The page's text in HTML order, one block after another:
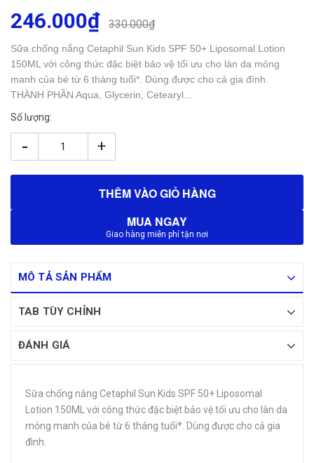
246.000₫ 330.000₫
Sữa chống nắng Cetaphil Sun Kids SPF 50+ Liposomal Lotion
150ML với công thức đặc biệt bảo vệ tối ưu cho làn da mỏng
manh của bé từ 6 tháng tuổi*. Dùng được cho cả gia đình.
THÀNH PHẦN Aqua, Glycerin, Cetearyl...
Số lượng:
- +
THÊM VÀO GIỎ HÀNG
MUA NGAY
Giao hàng miễn phí tận nơi
MÔ TẢ SẢN PHẨM
TAB TÙY CHỈNH
ĐÁNH GIÁ
Sữa chống nắng Cetaphil Sun Kids SPF 50+ Liposomal
Lotion 150ML với công thức đặc biệt bảo vệ tối ưu cho làn da
mỏng manh của bé từ 6 tháng tuổi*. Dùng được cho cả gia
đình.